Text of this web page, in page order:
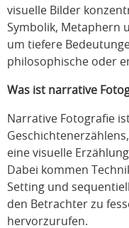
visuelle Bilder
Symbolik, Metaphern
um tiefere
philosophische oder
Was ist narrative
Narrative Fotografie
eine visuelle
Dabei kommen
Setting und
den Betrachter zu
hervorzurufen.